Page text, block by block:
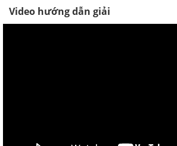
Video hướng dẫn giải